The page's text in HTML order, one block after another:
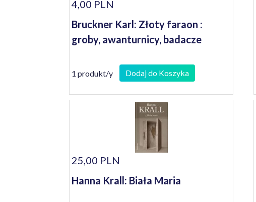
4,00 PLN
Bruckner Karl: Złoty faraon :
groby, awanturnicy, badacze
1 produkt/y Dodaj do Koszyka
25,00 PLN
Hanna Krall: Biała Maria